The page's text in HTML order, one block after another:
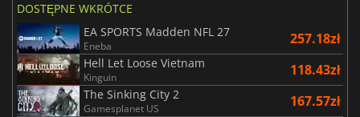
DOSTĘPNE WKRÓTCE
EA SPORTS Madden NFL 27
Eneba 257.18zł
Hell Let Loose Vietnam
Kinguin 118.43zł
The Sinking City 2
Gamesplanet US 167.57zł